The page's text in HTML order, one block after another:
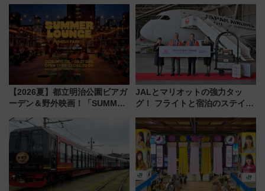
【2026夏】都立明治公園ビアガ
ーデン＆野外映画！「SUMMER
ケジュール 夜風とビール、映画
を満喫！
JALとマリオットの強力タッ
グ！ フライトと宿泊のステイタ
上級会員資格を効率よく獲得す
る方法を解説